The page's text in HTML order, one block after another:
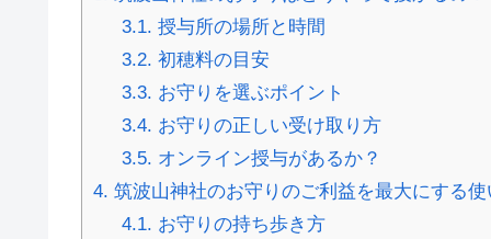
3.1. 授与所の場所と時間
3.2. 初穂料の目安
3.3. お守りを選ぶポイント
3.4. お守りの正しい受け取り方
3.5. オンライン授与があるか？
4. 筑波山神社のお守りのご利益を最大にする使
4.1. お守りの持ち歩き方